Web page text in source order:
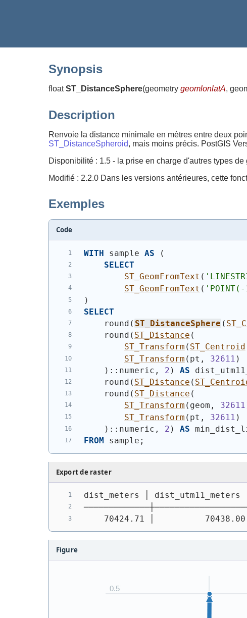
Synopsis
floatST_DistanceSphere(geometry geomlonlatA,
Description
Renvoie la distance minimale en mètres entre deux
ST_DistanceSpheroid, mais moins précis. PostGIS
Disponibilité : 1.5 - la prise en charge d'autres types
Modifié : 2.2.0 Dans les versions antérieures, cette
Exemples
Code
WITH sample AS
(
SELECT
ST_GeomFromText ( '
ST_GeomFromText ( '
)
SELECT
    round
( ST_DistanceSphere (
    round
( ST_Distance (
ST_Transform ( ST_Centroid
ST_Transform ( pt, 32611 )
) ::numeric, 2 ) AS
    round
( ST_Distance (
    round
( ST_Distance (
ST_Transform ( geom, 32611
ST_Transform ( pt, 32611 )
) ::numeric, 2 ) AS
FROM sample;
Export de raster
dist_meters │
70424.71 │
Figure